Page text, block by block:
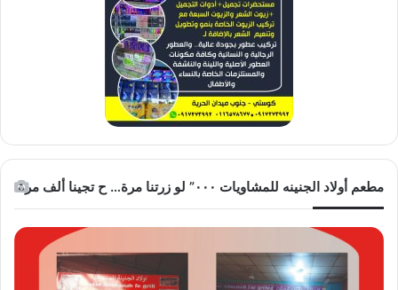
مطعم أولاد الجنينه للمشاويات ٠٠٠” لو زرتنا مرة… ح تجينا ألف مرة